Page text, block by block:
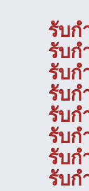
รับก
รับก
รับก
รับก
รับก
รับก
รับก
รับก